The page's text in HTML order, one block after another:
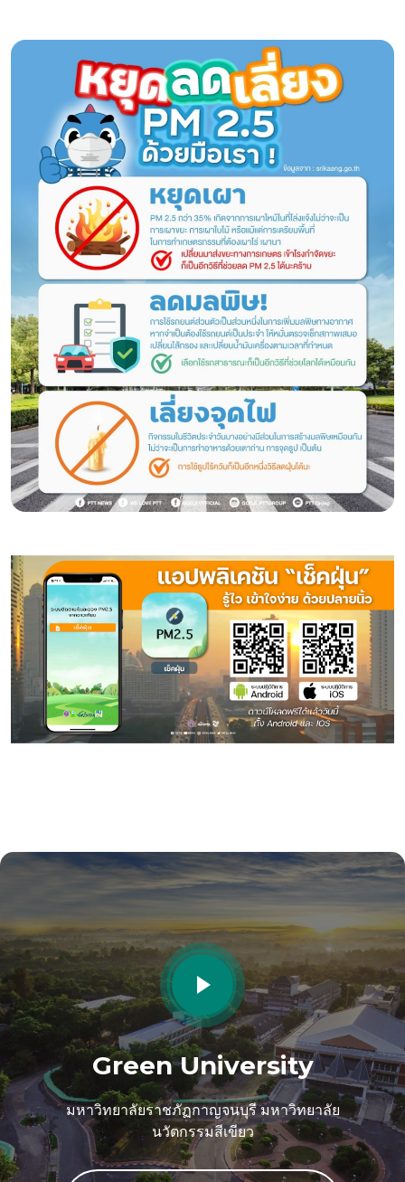
Green University
มหาวิทยาลัยราชภัฏกาญจนบุรี มหาวิทยาลัย
นวัตกรรมสีเขียว